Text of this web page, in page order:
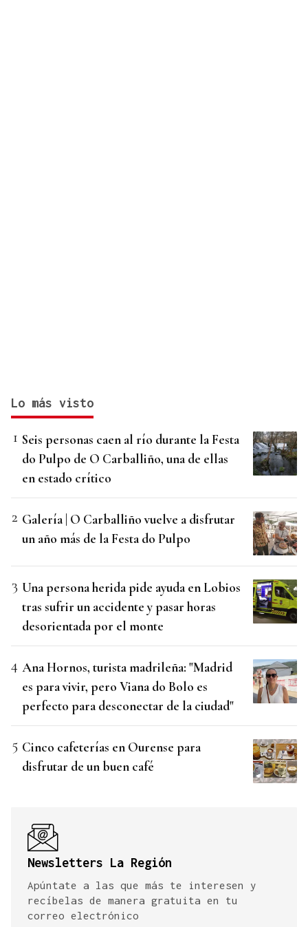
Lo más visto
Seis personas caen al río durante la Festa
do Pulpo de O Carballiño, una de ellas
en estado crítico
Galería | O Carballiño vuelve a disfrutar
un año más de la Festa do Pulpo
Una persona herida pide ayuda en Lobios
tras sufrir un accidente y pasar horas
desorientada por el monte
Ana Hornos, turista madrileña: "Madrid
es para vivir, pero Viana do Bolo es
perfecto para desconectar de la ciudad"
Cinco cafeterías en Ourense para
disfrutar de un buen café
Newsletters La Región
Apúntate a las que más te interesen y
recíbelas de manera gratuita en tu
correo electrónico